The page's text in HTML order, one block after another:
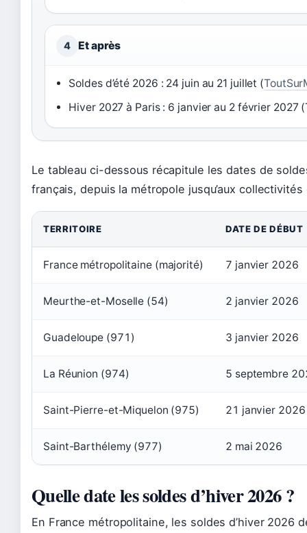
4 Et après
Soldes d’été 2026 : 24 juin au 21 juillet (
Hiver 2027 à Paris : 6 janvier au 2 février 2027
Le tableau ci-dessous récapitule les dates de
français, depuis la métropole jusqu’aux collectivités
TERRITOIRE DATE DE DÉBUT
France métropolitaine (majorité) 7 janvier 2026
Meurthe-et-Moselle (54) 2 janvier 2026
Guadeloupe (971) 3 janvier 2026
La Réunion (974) 5 septembre
Saint-Pierre-et-Miquelon (975) 21 janvier 2026
Saint-Barthélemy (977) 2 mai 2026
Quelle date les soldes d’hiver 2026 ?
En France métropolitaine, les soldes d’hiver 2026